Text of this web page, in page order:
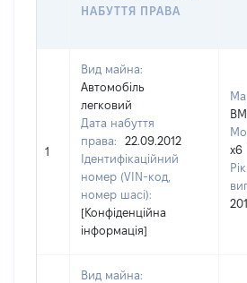
НАБУТТЯ ПРАВА
1
Вид майна:
Автомобіль
легковий
Дата набуття
права:
22.09.2012
Ідентифікаційний
номер (VIN-код,
номер шасі):
[Конфіденційна
інформація]
x6
Рік
Вид майна: